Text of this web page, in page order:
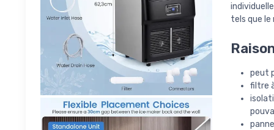
tels que le
peut
filtre